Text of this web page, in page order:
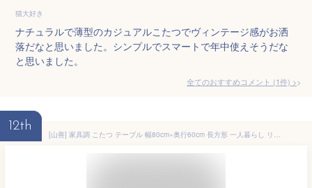
猫大好き
ナチュラルで薄型のカジュアルこたつでヴィンテージ感がお洒
落だなと思いました。シンプルでスマートで年中使えそうだな
と思いました。
全てのおすすめコメント (1件) >
12th
[山善] 家具調 こたつ テーブル 幅80cm×奥行60cm 長方形 一人暮らし リバーシブル天板 フラットヒーター 手元電子コントローラー 折れ脚タイプ ホワイト GRF-MDN80601(NA/WH)